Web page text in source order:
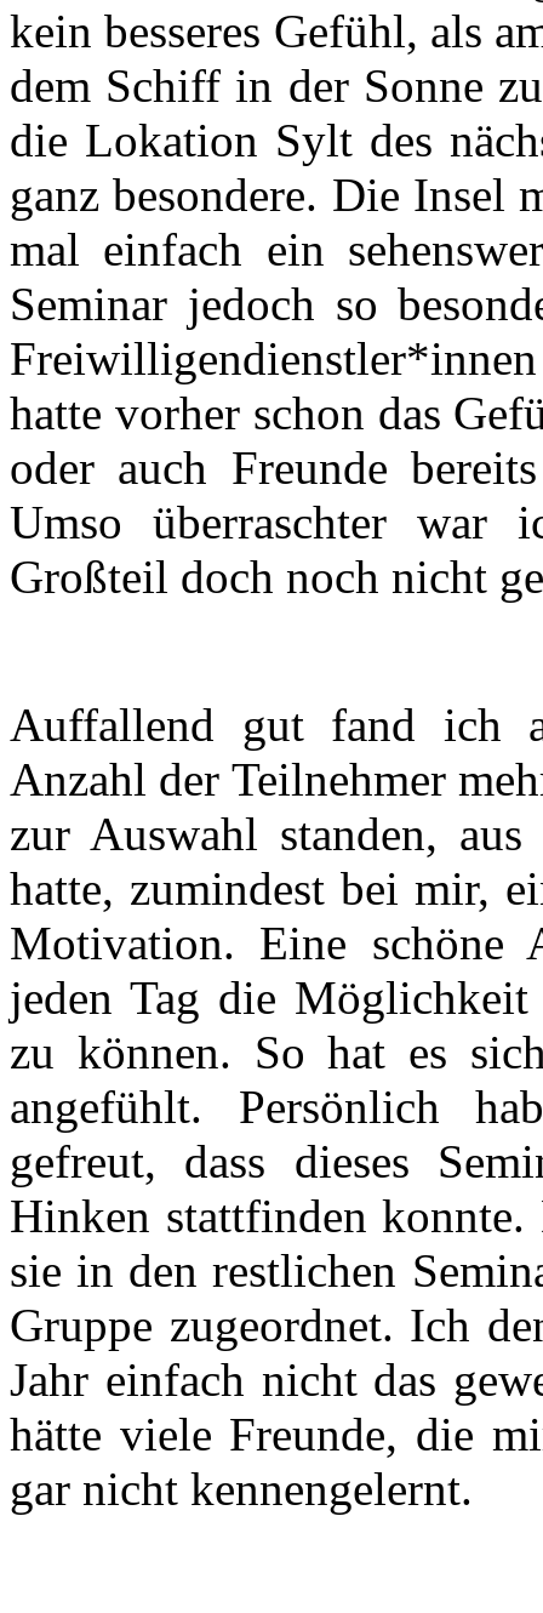
kein besseres Gefühl, als
dem Schiff in der Sonne
die Lokation Sylt des
ganz besondere. Die
mal einfach ein
Seminar jedoch so
hatte vorher schon das
oder auch Freunde
Umso überraschter
Großteil doch noch nicht
Auffallend gut fand ich
Anzahl der Teilnehmer
zur Auswahl standen,
hatte, zumindest bei mir,
Motivation. Eine schöne
jeden Tag die
zu können. So hat es
angefühlt. Persönlich
gefreut, dass dieses
Hinken stattfinden
sie in den restlichen
Gruppe zugeordnet. Ich
Jahr einfach nicht das
hätte viele Freunde, die
gar nicht kennengelernt.